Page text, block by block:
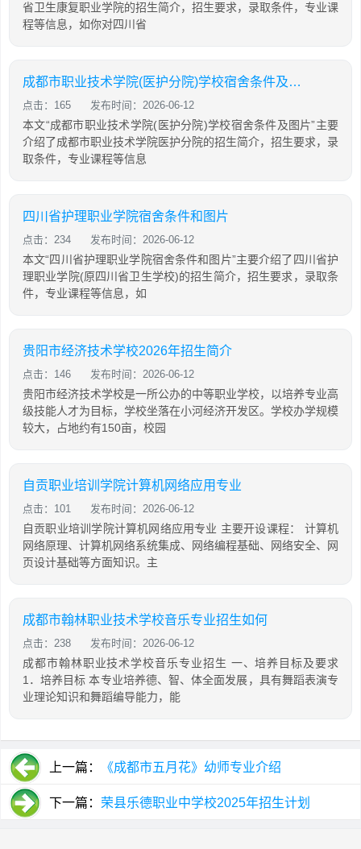
省卫生康复职业学院的招生简介，招生要求，录取条件，专业课
程等信息，如你对四川省
成都市职业技术学院(医护分院)学校宿舍条件及图片
点击：165 发布时间：2026-06-12
本文“成都市职业技术学院(医护分院)学校宿舍条件及图片”主要
介绍了成都市职业技术学院医护分院的招生简介，招生要求，录
取条件，专业课程等信息
四川省护理职业学院宿舍条件和图片
点击：234 发布时间：2026-06-12
本文“四川省护理职业学院宿舍条件和图片”主要介绍了四川省护
理职业学院(原四川省卫生学校)的招生简介，招生要求，录取条
件，专业课程等信息，如
贵阳市经济技术学校2026年招生简介
点击：146 发布时间：2026-06-12
贵阳市经济技术学校是一所公办的中等职业学校，以培养专业高
级技能人才为目标，学校坐落在小河经济开发区。学校办学规模
较大，占地约有150亩，校园
自贡职业培训学院计算机网络应用专业
点击：101 发布时间：2026-06-12
自贡职业培训学院计算机网络应用专业 主要开设课程： 计算机
网络原理、计算机网络系统集成、网络编程基础、网络安全、网
页设计基础等方面知识。主
成都市翰林职业技术学校音乐专业招生如何
点击：238 发布时间：2026-06-12
成都市翰林职业技术学校音乐专业招生 一、培养目标及要求
1．培养目标 本专业培养德、智、体全面发展，具有舞蹈表演专
业理论知识和舞蹈编导能力，能
上一篇： 《成都市五月花》幼师专业介绍
下一篇： 荣县乐德职业中学校2025年招生计划